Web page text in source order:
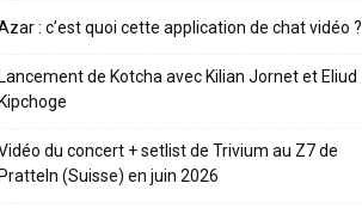
: c’est quoi cette application de chat vidéo ?
de Kotcha avec Kilian Jornet et Eliud
du concert + setlist de Trivium au Z7 de
(Suisse) en juin 2026